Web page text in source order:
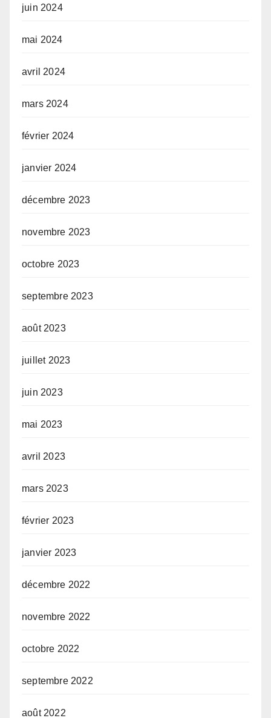
juin 2024
mai 2024
avril 2024
mars 2024
février 2024
janvier 2024
décembre 2023
novembre 2023
octobre 2023
septembre 2023
août 2023
juillet 2023
juin 2023
mai 2023
avril 2023
mars 2023
février 2023
janvier 2023
décembre 2022
novembre 2022
octobre 2022
septembre 2022
août 2022